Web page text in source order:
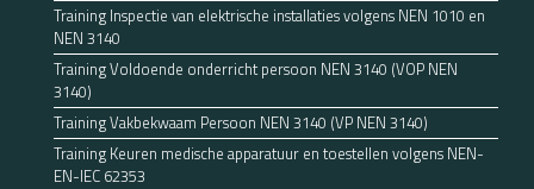
Training Inspectie van elektrische installaties volgens NEN 1010 en
NEN 3140
Training Voldoende onderricht persoon NEN 3140 (VOP NEN
3140)
Training Vakbekwaam Persoon NEN 3140 (VP NEN 3140)
Training Keuren medische apparatuur en toestellen volgens NEN-
EN-IEC 62353